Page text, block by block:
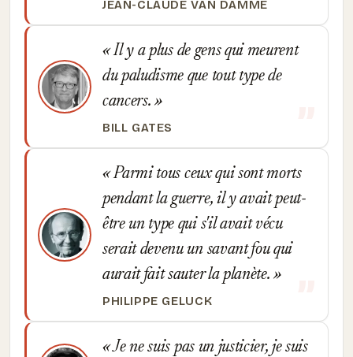
JEAN-CLAUDE VAN DAMME
Il y a plus de gens qui meurent
du paludisme que tout type de
cancers.
BILL GATES
Parmi tous ceux qui sont morts
pendant la guerre, il y avait peut-
être un type qui s'il avait vécu
serait devenu un savant fou qui
aurait fait sauter la planète.
PHILIPPE GELUCK
Je ne suis pas un justicier, je suis